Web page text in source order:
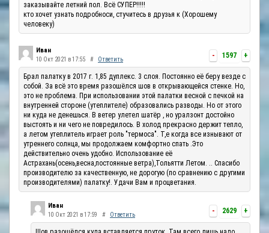
заказывайте летний пол. Всё СУПЕР!!!!!
кто хочет узнать подробноси, стучитесь в друзья к (Хорошему
человеку)
- 1597 +
Иван
10 Окт 2021 в 17:55 # Ответить
Брал палатку в 2017 г. 1,85 дуплекс. 3 слоя. Постоянно её беру везде с
собой. За всё это время разошёлся шов в открывающейся стенке. Но,
это не проблема. При использовании этой палатки весной с печкой на
внутренней стороне (утеплителе) образовались разводы. Но от этого
ни куда не денешься. В ветер улетел шатёр , но уралзонт достойно
выстоять и ни чего не повредилось. В холод прекрасно держит тепло,
а летом утеплитель играет роль "термоса". Т,е когда все изнывают от
утреннего солнца, мы продолжаем комфортно спать .Это
действительно очень удобно. Использование её
Астрахань(осень,весна,постоянные ветра),Тольятти Летом. .. Спасибо
производителю за качественную, не дорогую (по сравнению с другими
производителями) палатку!. Удачи Вам и процветания.
- 2629 +
Иван
10 Окт 2021 в 17:59 # Ответить